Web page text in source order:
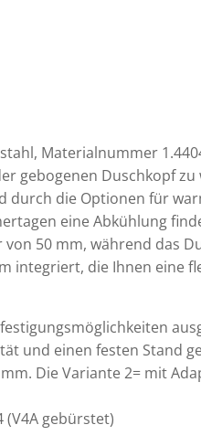
Materialnummer
gebogenen Duschkopf
durch die Optionen für
eine Abkühlung
50 mm, während das
integriert, die Ihnen eine
und einen festen Stand
Die Variante 2= mit
(V4A gebürstet)